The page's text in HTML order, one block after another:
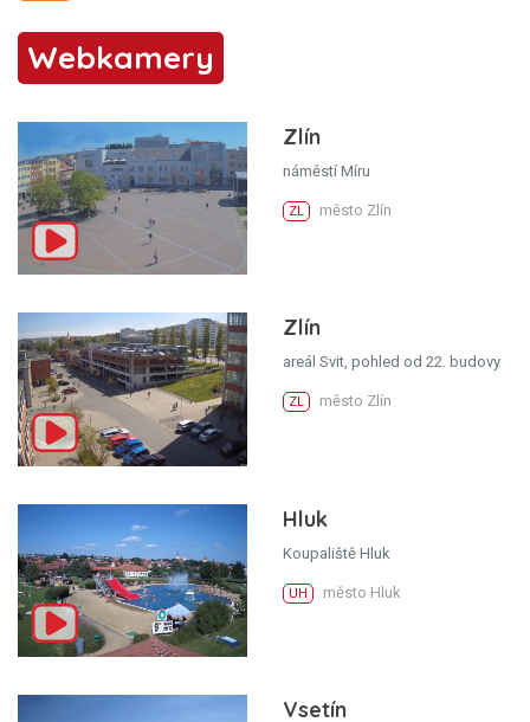
Webkamery
Zlín
náměstí Míru
ZL město Zlín
Zlín
areál Svit, pohled od 22. budovy
ZL město Zlín
Hluk
Koupaliště Hluk
UH město Hluk
Vsetín